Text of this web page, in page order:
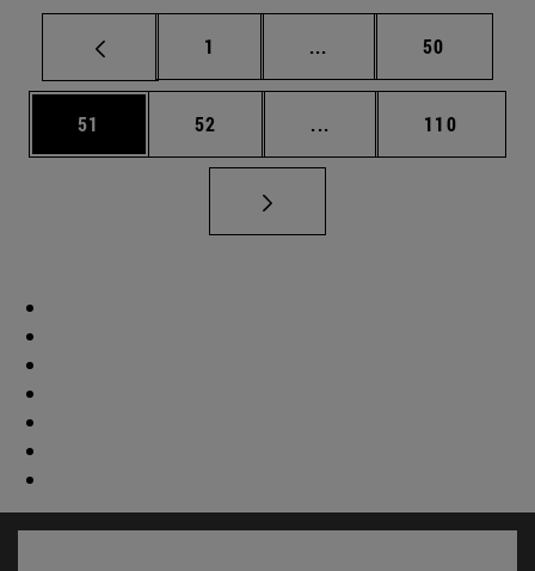
Página
1 ... Páginas intermedias
Página
50
Página
51 Página
52 ... Páginas intermedias
Página
110